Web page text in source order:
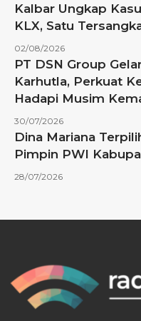
Kalbar Ungkap
KLX, Satu
02/08/2026
PT DSN Group
Karhutla, Perkuat
Hadapi Musim
30/07/2026
Dina Mariana
Pimpin PWI
28/07/2026